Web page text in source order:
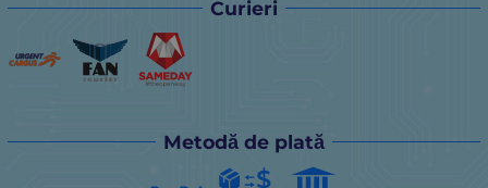
Curieri
Metodă de plată